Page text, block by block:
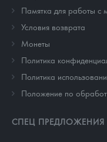
Памятка для работы с
Условия возврата
Монеты
Политика
Политика
Положение по
СПЕЦ ПРЕДЛОЖЕНИЯ